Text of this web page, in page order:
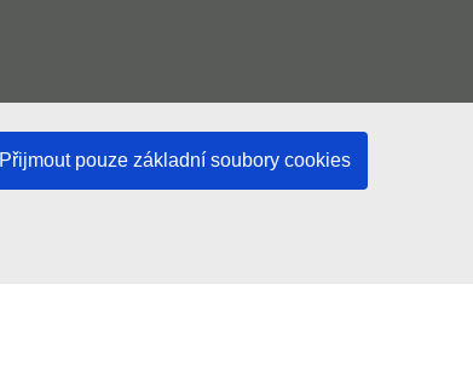
Přijmout pouze základní soubory cookies